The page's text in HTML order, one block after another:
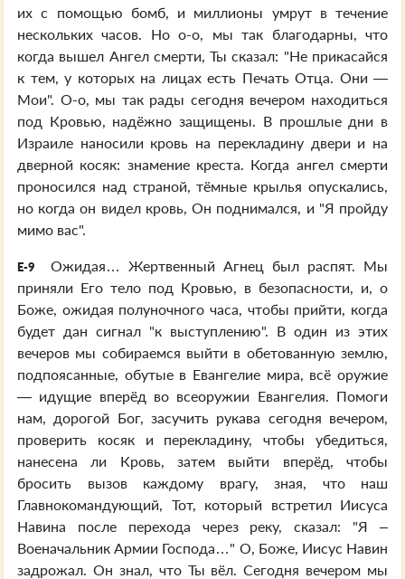
их с помощью бомб, и миллионы умрут в течение
нескольких часов. Но о-о, мы так благодарны, что
когда вышел Ангел смерти, Ты сказал: "Не прикасайся
к тем, у которых на лицах есть Печать Отца. Они —
Мои". О-о, мы так рады сегодня вечером находиться
под Кровью, надёжно защищены. В прошлые дни в
Израиле наносили кровь на перекладину двери и на
дверной косяк: знамение креста. Когда ангел смерти
проносился над страной, тёмные крылья опускались,
но когда он видел кровь, Он поднимался, и "Я пройду
мимо вас".
E-9
Ожидая… Жертвенный Агнец был распят. Мы
приняли Его тело под Кровью, в безопасности, и, о
Боже, ожидая полуночного часа, чтобы прийти, когда
будет дан сигнал "к выступлению". В один из этих
вечеров мы собираемся выйти в обетованную землю,
подпоясанные, обутые в Евангелие мира, всё оружие
— идущие вперёд во всеоружии Евангелия. Помоги
нам, дорогой Бог, засучить рукава сегодня вечером,
проверить косяк и перекладину, чтобы убедиться,
нанесена ли Кровь, затем выйти вперёд, чтобы
бросить вызов каждому врагу, зная, что наш
Главнокомандующий, Тот, который встретил Иисуса
Навина после перехода через реку, сказал: "Я –
Военачальник Армии Господа…" О, Боже, Иисус Навин
задрожал. Он знал, что Ты вёл. Сегодня вечером мы